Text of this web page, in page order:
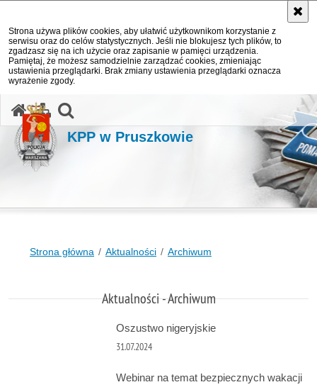
Strona używa plików cookies, aby ułatwić użytkownikom korzystanie z
serwisu oraz do celów statystycznych. Jeśli nie blokujesz tych plików, to
zgadzasz się na ich użycie oraz zapisanie w pamięci urządzenia.
Pamiętaj, że możesz samodzielnie zarządzać cookies, zmieniając
ustawienia przeglądarki. Brak zmiany ustawienia przeglądarki oznacza
wyrażenie zgody.
KPP w Pruszkowie
Strona główna Aktualności Archiwum
Aktualności - Archiwum
Oszustwo nigeryjskie
31.07.2024
Webinar na temat bezpiecznych wakacji